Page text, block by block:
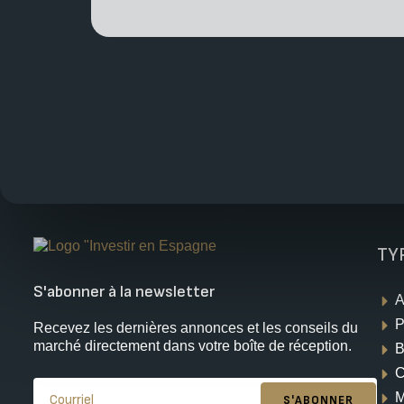
S'abonner à la newsletter
Recevez les dernières annonces et les conseils du
marché directement dans votre boîte de réception.
S'ABONNER